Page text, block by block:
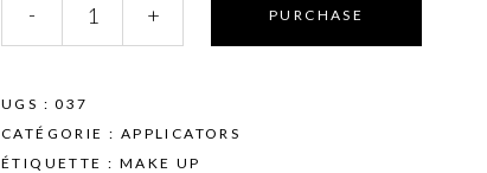
Guard
quantity
- + PURCHASE
UGS :037
CATÉGORIE : APPLICATORS
ÉTIQUETTE : MAKE UP